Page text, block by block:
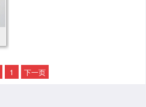
1 下一页